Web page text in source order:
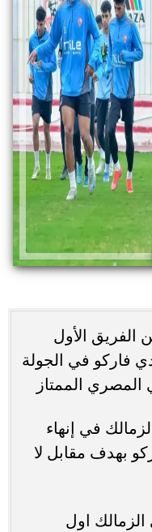
الفريق الأول
فاركو في الجولة
المصري الممتاز
في إنهاء
بهدف مقابل لا
اول